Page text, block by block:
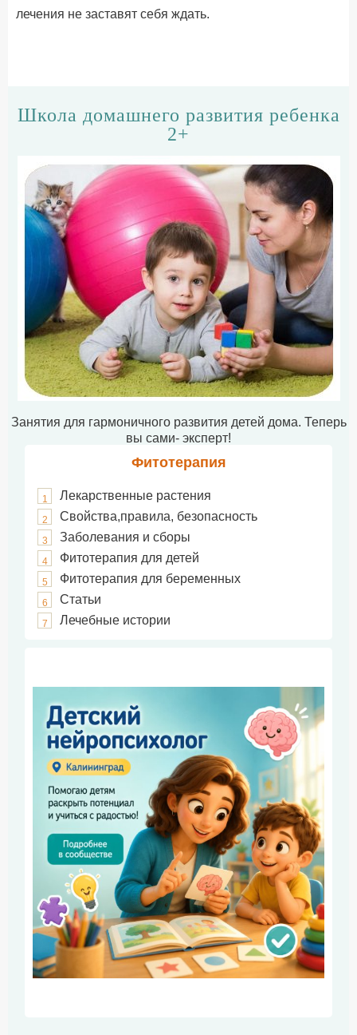
лечения не заставят себя ждать.
Школа домашнего развития ребенка
2+
Занятия для гармоничного развития детей дома. Теперь
вы сами- эксперт!
Фитотерапия
1 Лекарственные растения
2 Свойства,правила, безопасность
3 Заболевания и сборы
4 Фитотерапия для детей
5 Фитотерапия для беременных
6 Статьи
7 Лечебные истории